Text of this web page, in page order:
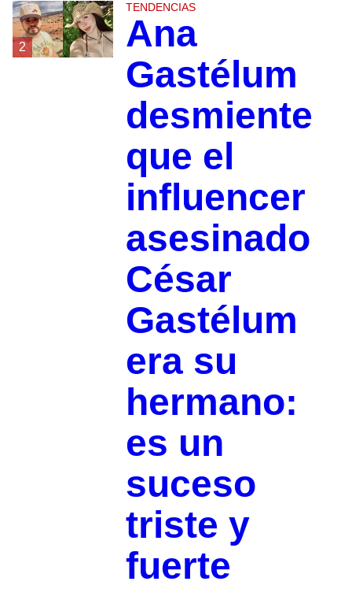
2
TENDENCIAS
Ana
Gastélum
desmiente
que el
influencer
asesinado
César
Gastélum
era su
hermano:
es un
suceso
triste y
fuerte